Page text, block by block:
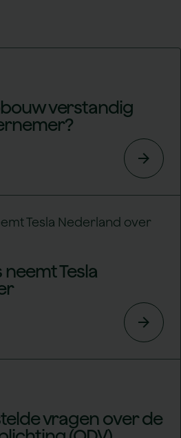
verstandig
arrow_forward
Tesla
arrow_forward
vragen over de